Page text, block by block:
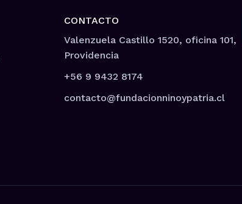
CONTACTO
Valenzuela Castillo 1520, oficina 101,
Providencia
+56 9 9432 8174
contacto@fundacionninoypatria.cl